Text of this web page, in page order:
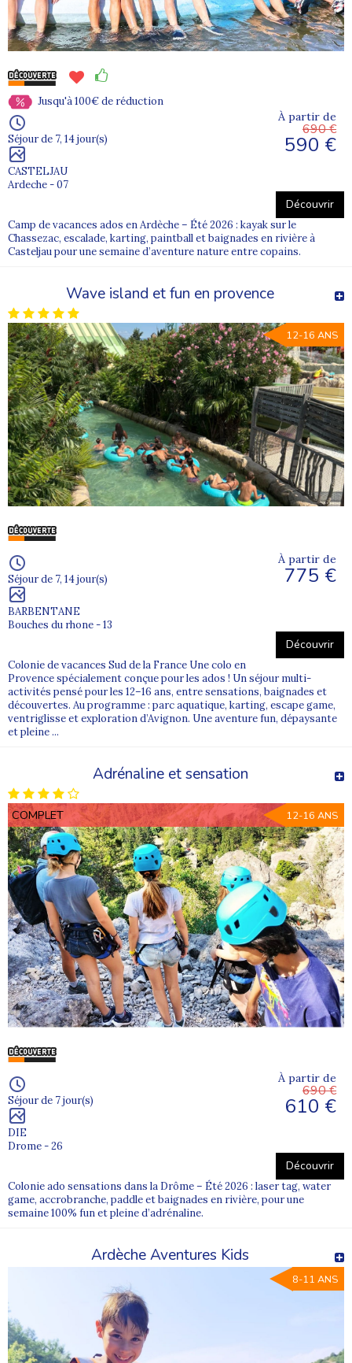
Jusqu'à 100€ de réduction
Séjour de 7, 14 jour(s)
CASTELJAU
Ardeche - 07
À partir de
690 €
590 €
Découvrir
Camp de vacances ados en Ardèche – Été 2026 : kayak sur le
Chassezac, escalade, karting, paintball et baignades en rivière à
Casteljau pour une semaine d’aventure nature entre copains.
Wave island et fun en provence
12-16 ANS
Séjour de 7, 14 jour(s)
BARBENTANE
Bouches du rhone - 13
À partir de
775 €
Découvrir
Colonie de vacances Sud de la France Une colo en
Provence spécialement conçue pour les ados ! Un séjour multi-
activités pensé pour les 12–16 ans, entre sensations, baignades et
découvertes. Au programme : parc aquatique, karting, escape game,
ventriglisse et exploration d’Avignon. Une aventure fun, dépaysante
et pleine ...
Adrénaline et sensation
COMPLET 12-16 ANS
Séjour de 7 jour(s)
DIE
Drome - 26
À partir de
690 €
610 €
Découvrir
Colonie ado sensations dans la Drôme – Été 2026 : laser tag, water
game, accrobranche, paddle et baignades en rivière, pour une
semaine 100% fun et pleine d’adrénaline.
Ardèche Aventures Kids
8-11 ANS